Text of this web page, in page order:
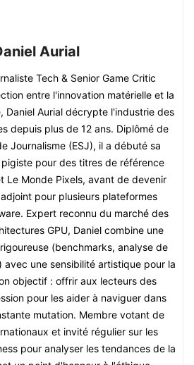
Aurial
Tech & Senior Game Critic
entre l'innovation matérielle et la
Daniel Aurial décrypte l'industrie des
depuis plus de 12 ans. Diplômé de
Journalisme (ESJ), il a débuté sa
pour des titres de référence
Le Monde Pixels, avant de devenir
pour plusieurs plateformes
Expert reconnu du marché des
GPU, Daniel combine une
(benchmarks, analyse de
une sensibilité artistique pour la
objectif : offrir aux lecteurs des
pour les aider à naviguer dans
mutation. Membre votant de
et invité régulier sur les
pour analyser les tendances de la